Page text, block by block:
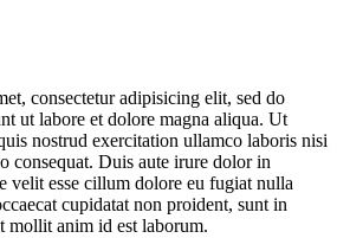
consectetur adipisicing elit, sed do
ut labore et dolore magna aliqua. Ut
nostrud exercitation ullamco laboris nisi
consequat. Duis aute irure dolor in
velit esse cillum dolore eu fugiat nulla
cupidatat non proident, sunt in
mollit anim id est laborum.